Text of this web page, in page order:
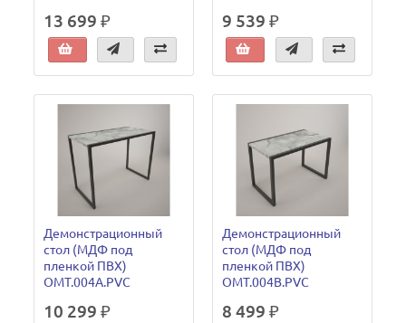
13 699 ₽ 9 539 ₽
Демонстрационный
стол (МДФ под
пленкой ПВХ)
OMT.004A.PVC
10 299 ₽
Демонстрационный
стол (МДФ под
пленкой ПВХ)
OMT.004B.PVC
8 499 ₽